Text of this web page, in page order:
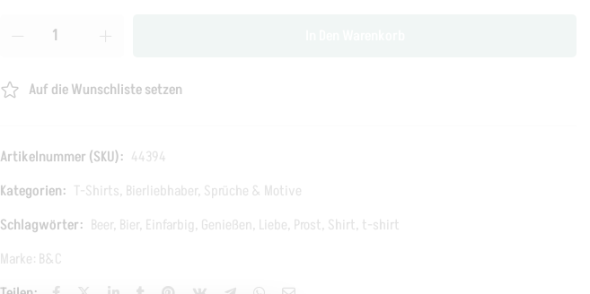
Auf die Wunschliste setzen
Artikelnummer (SKU): 44394
Kategorien: T-Shirts, Bierliebhaber, Sprüche & Motive
Schlagwörter: Beer, Bier, Einfarbig, Genießen, Liebe, Prost, Shirt, t-shirt
Marke: B&C